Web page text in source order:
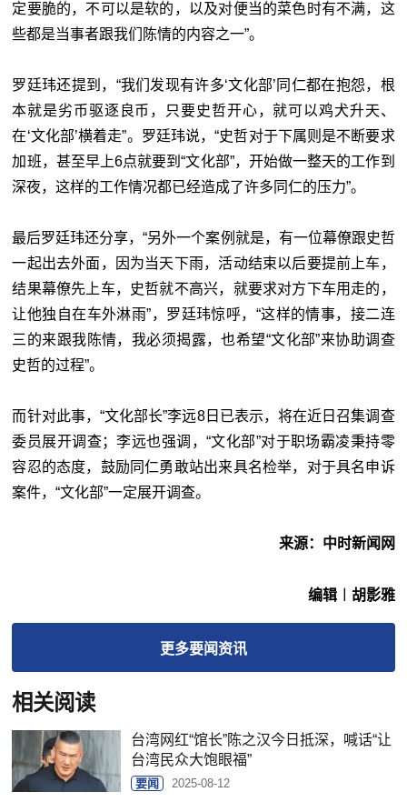
定要脆的，不可以是软的，以及对便当的菜色时有不满，这
些都是当事者跟我们陈情的内容之一”。
罗廷玮还提到，“我们发现有许多‘文化部’同仁都在抱怨，根
本就是劣币驱逐良币，只要史哲开心，就可以鸡犬升天、
在‘文化部’横着走”。罗廷玮说，“史哲对于下属则是不断要求
加班，甚至早上6点就要到“文化部”，开始做一整天的工作到
深夜，这样的工作情况都已经造成了许多同仁的压力”。
最后罗廷玮还分享，“另外一个案例就是，有一位幕僚跟史哲
一起出去外面，因为当天下雨，活动结束以后要提前上车，
结果幕僚先上车，史哲就不高兴，就要求对方下车用走的，
让他独自在车外淋雨”，罗廷玮惊呼，“这样的情事，接二连
三的来跟我陈情，我必须揭露，也希望“文化部”来协助调查
史哲的过程”。
而针对此事，“文化部长”李远8日已表示，将在近日召集调查
委员展开调查；李远也强调，“文化部”对于职场霸凌秉持零
容忍的态度，鼓励同仁勇敢站出来具名检举，对于具名申诉
案件，“文化部”一定展开调查。
来源：中时新闻网
编辑︱胡影雅
更多要闻资讯
相关阅读
台湾网红“馆长”陈之汉今日抵深，喊话“让
台湾民众大饱眼福”
要闻 2025-08-12